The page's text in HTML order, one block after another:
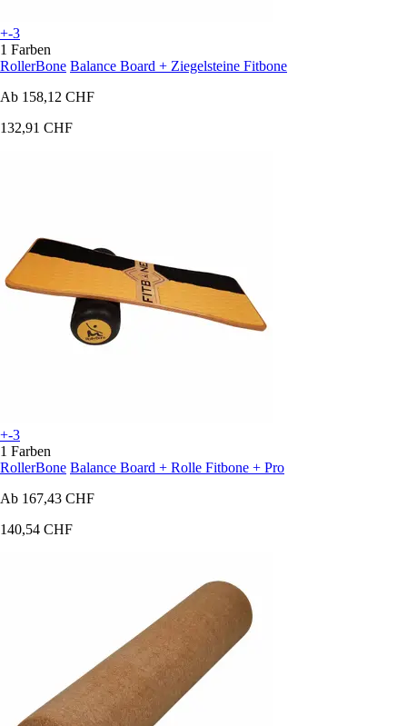
+-3
1 Farben
RollerBone Balance Board + Ziegelsteine Fitbone
Ab 158,12 CHF
132,91 CHF
+-3
1 Farben
RollerBone Balance Board + Rolle Fitbone + Pro
Ab 167,43 CHF
140,54 CHF